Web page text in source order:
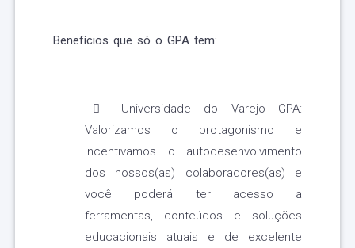
Benefícios que só o GPA tem:
Universidade do Varejo GPA:
Valorizamos o protagonismo e
incentivamos o autodesenvolvimento
dos nossos(as) colaboradores(as) e
você poderá ter acesso a
ferramentas, conteúdos e soluções
educacionais atuais e de excelente